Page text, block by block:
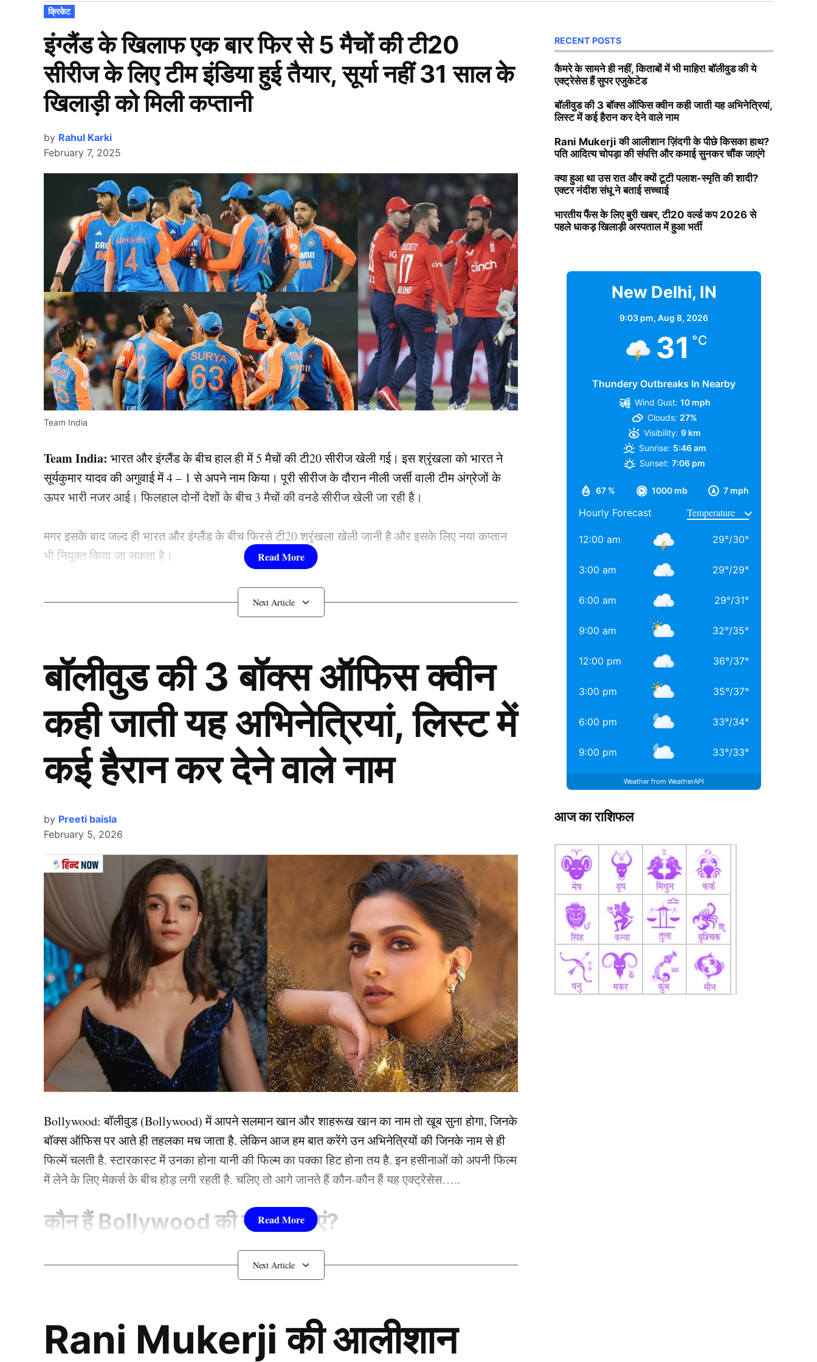
Open
POSTED
IN
क्रिकेट
इंग्लैंड के खिलाफ एक बार फिर से 5 मैचों की टी20
सीरीज के लिए टीम इंडिया हुई तैयार, सूर्या नहीं 31 साल के
खिलाड़ी को मिली कप्तानी
by Rahul Karki
February 7, 2025
Team India
Team India: भारत और इंग्लैंड के बीच हाल ही में 5 मैचों की टी20 सीरीज खेली गई। इस श्रृंखला को भारत ने
सूर्यकुमार यादव की अगुवाई में 4 – 1 से अपने नाम किया। पूरी सीरीज के दौरान नीली जर्सी वाली टीम अंग्रेजों के
ऊपर भारी नजर आई। फिलहाल दोनों देशों के बीच 3 मैचों की वनडे सीरीज खेली जा रही है।
मगर इसके बाद जल्द ही भारत और इंग्लैंड के बीच फिरसे टी20 श्रृंखला खेली जानी है और इसके लिए नया कप्तान
भी नियुक्त किया जा सकता है।
खेली जाएगी 5 मैचों की सीरीज
Team India
भारत और इंग्लैंड के बीच जुलाई 2026 में 5 मैचों की टी20 सीरीज खेली जाएगी। यह श्रृंखला टी20 वर्ल्ड कप के
ठीक बाद खेली जानी है। ऐसे में लगभग तय है कि सूर्यकुमार यादव भारत (Team India) की कप्तानी नहीं करेंगे।
दरअसल, मीडिया रिपोर्ट्स के अनुसार सूर्या को महज 2026 टी20 वर्ल्ड कप तक के लिए कप्तान नियुक्त किया गया
और इसके बाद भारतीय टी20 टीम को नया लीडर मिल सकता है।
यह भी पढ़ें:टीम इंडिया के नए टेस्ट कप्तान का नाम हुआ तय, बुमराह-गिल नहीं 22 साल का युवा संभालेगा जिम्मेदारी
यह खिलाड़ी होगा अगला कप्तान
Team India
बॉलीवुड की 3 बॉक्स ऑफिस क्वीन
कही जाती यह अभिनेत्रियां, लिस्ट में
कई हैरान कर देने वाले नाम
by Preeti baisla
February 5, 2026
Bollywood:बॉलीवुड (Bollywood)में आपने सलमान खान और शाहरूख खान का नाम तो खूब सुना होगा, जिनके
बॉक्स ऑफिस पर आते ही तहलका मच जाता है. लेकिन आज हम बात करेंगे उन अभिनेत्रियों की जिनके नाम से ही
फिल्में चलती है. स्टारकास्ट में उनका होना यानी की फिल्म का पक्का हिट होना तय है. इन हसीनाओं को अपनी फिल्म
में लेने के लिए मेकर्स के बीच होड़ लगी रहती है. चलिए तो आगे जानते हैं कौन-कौन हैं यह एक्ट्रेसेस…..
कौन हैंBollywood की यह हसीनाएं?
1.दीपिका पादुकोण ( Deepika Padukone)
जाता है. दीपिका ने इंडस्ट्री को कई हिट फिल्में दी है. एक्ट्रेस ने अपने करियर की शुरूआत ‘ओम शांति ओम’
(2007) से की थी. इसके बाद उन्होंने कभी पीछे मुड़ कर नहीं देखा. दीपिका अब तक ‘ये जवानी है दीवानी’, ‘चेन्नई
Rani Mukerji की आलीशान
RECENT POSTS
कैमरे के सामने ही नहीं, किताबों में भी माहिर! बॉलीवुड की ये
एक्ट्रेसेस हैं सुपर एजुकेटेड
बॉलीवुड की 3 बॉक्स ऑफिस क्वीन कही जाती यह अभिनेत्रियां,
लिस्ट में कई हैरान कर देने वाले नाम
Rani Mukerji की आलीशान ज़िंदगी के पीछे किसका हाथ?
पति आदित्य चोपड़ा की संपत्ति और कमाई सुनकर चौंक जाएंगे
क्या हुआ था उस रात और क्यों टूटी पलाश-स्मृति की शादी?
एक्टर नंदीश संधू ने बताई सच्चाई
भारतीय फैंस के लिए बुरी खबर, टी20 वर्ल्ड कप 2026 से
पहले धाकड़ खिलाड़ी अस्पताल में हुआ भर्ती
New Delhi, IN
9:03 pm, Aug 8, 2026
31 °C
Thundery Outbreaks In Nearby
67 % 1000 mb 7 mph
Wind Gust: 10 mph
Clouds: 27%
Visibility: 9 km
Sunrise: 5:46 am
Sunset: 7:06 pm
Hourly Forecast
12:00 am 29°/30°
3:00 am 29°/29°
6:00 am 29°/31°
9:00 am 32°/35°
12:00 pm 36°/37°
3:00 pm 35°/37°
6:00 pm 33°/34°
9:00 pm 33°/33°
Weather from WeatherAPI
आज का राशिफल